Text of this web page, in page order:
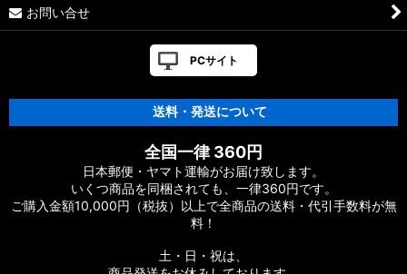
お問い合せ
PCサイト
送料・発送について
全国一律 360円
日本郵便・ヤマト運輸がお届け致します。
いくつ商品を同梱されても、一律360円です。
ご購入金額10,000円（税抜）以上で全商品の送料・代引手数料が無
料！
土・日・祝は、